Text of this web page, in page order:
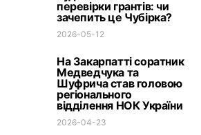
перевірки грантів: чи
зачепить це Чубірка?
2026-05-12
На Закарпатті соратник
Медведчука та
Шуфрича став головою
регіонального
відділення НОК України
2026-04-23